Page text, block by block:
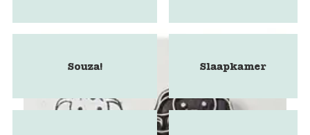
Souza! Slaapkamer